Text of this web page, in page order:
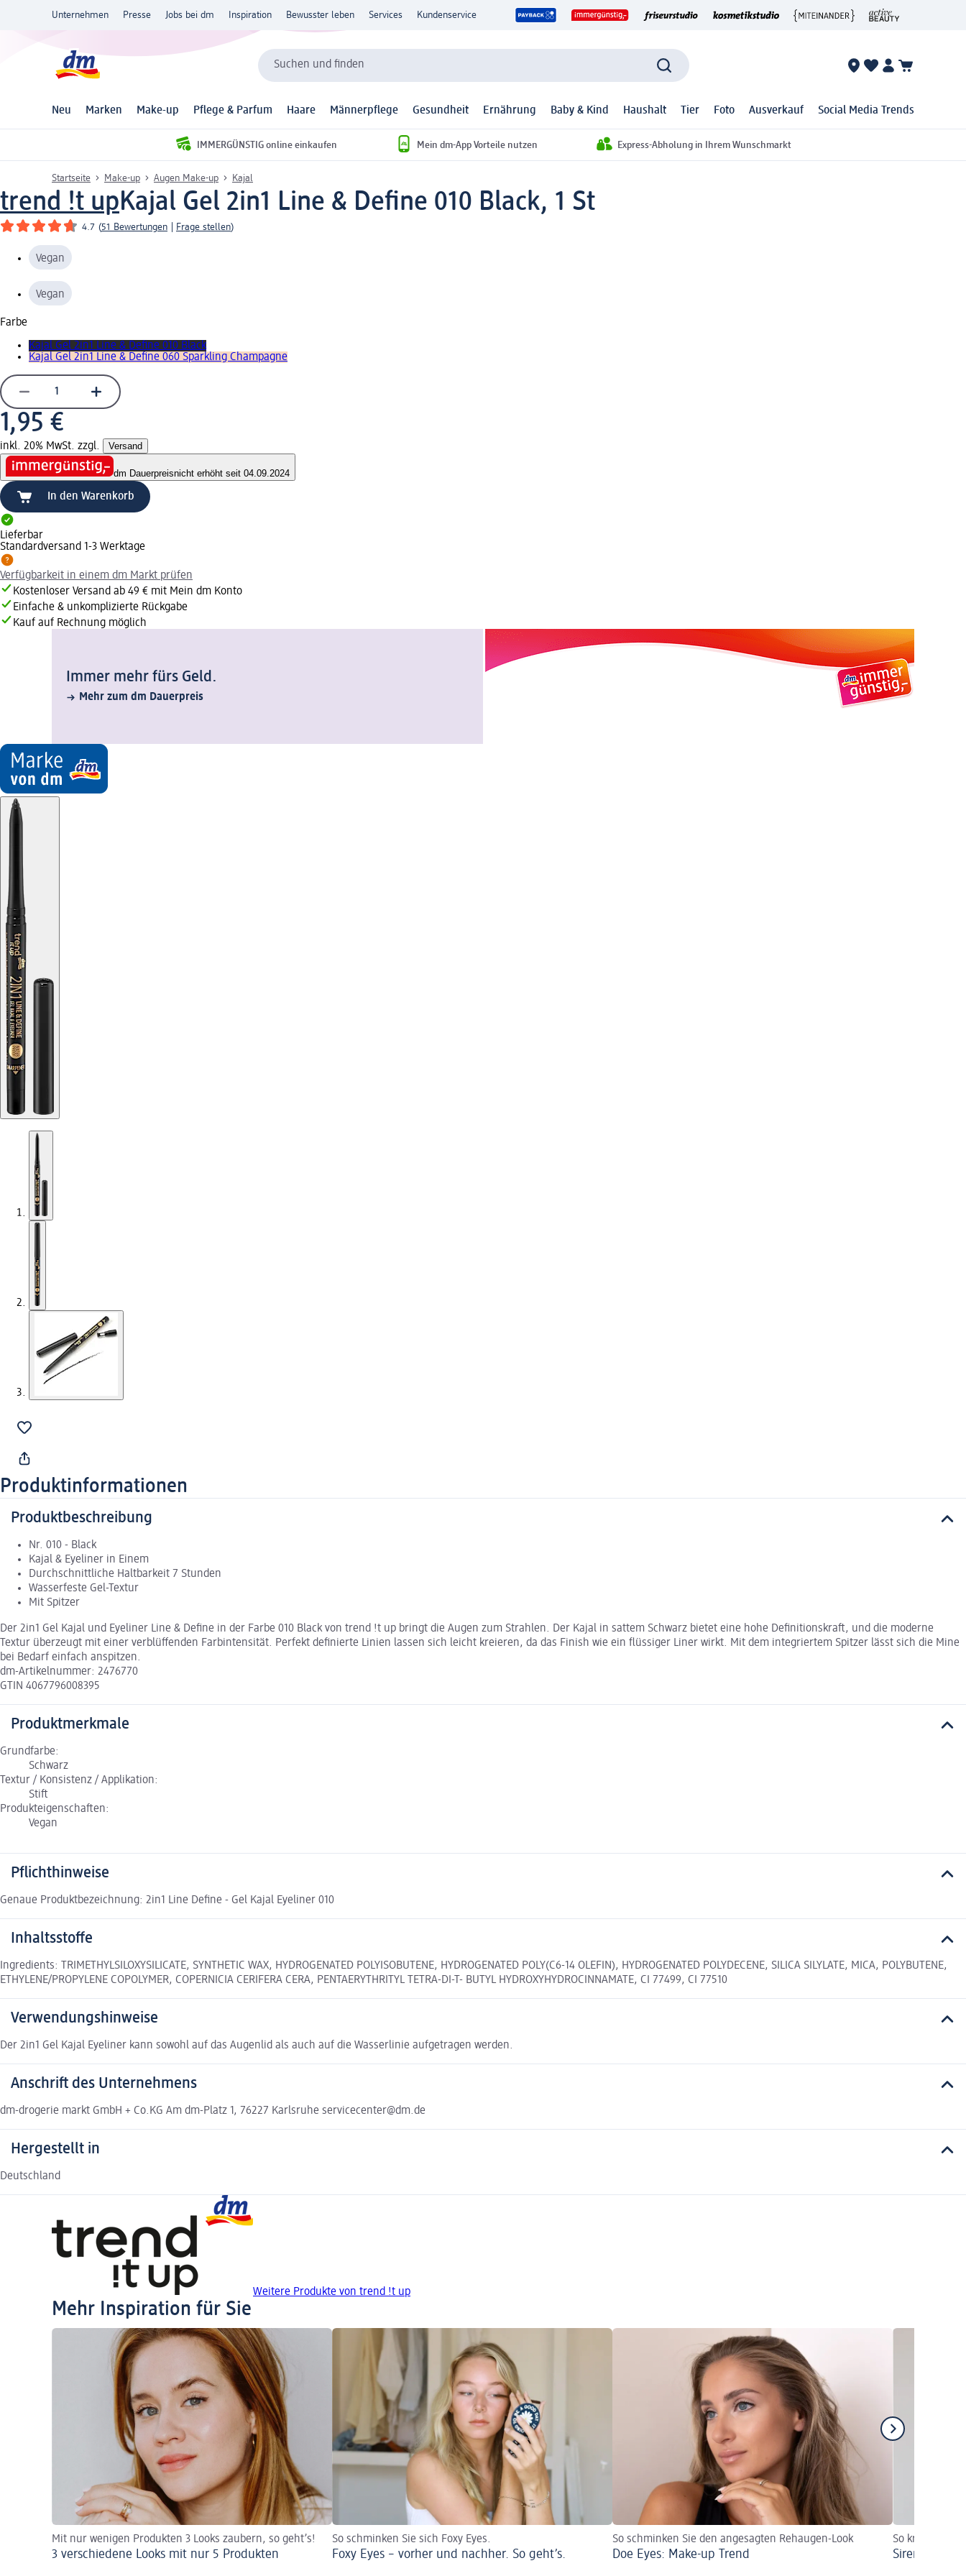
Unternehmen Presse Jobs bei dm Inspiration Bewusster leben Services Kundenservice
Suchen und finden
Neu Marken Make-up Pflege & Parfum Haare Männerpflege Gesundheit Ernährung Baby & Kind Haushalt Tier Foto Ausverkauf Social Media Trends
IMMERGÜNSTIG online einkaufen Mein dm-App Vorteile nutzen Express-Abholung in Ihrem Wunschmarkt
Startseite Make-up Augen Make-up Kajal
trend !t upKajal Gel 2in1 Line & Define 010 Black, 1 St
4.7 (51 Bewertungen Frage stellen)
Vegan
Vegan
Farbe
Kajal Gel 2in1 Line & Define 010 Black
Kajal Gel 2in1 Line & Define 060 Sparkling Champagne
1,95 €
inkl. 20% MwSt. zzgl. Versand
dm Dauerpreisnicht erhöht seit 04.09.2024
In den Warenkorb
Lieferbar
Standardversand 1-3 Werktage
Verfügbarkeit in einem dm Markt prüfen
Kostenloser Versand ab 49 € mit Mein dm Konto
Einfache & unkomplizierte Rückgabe
Kauf auf Rechnung möglich
Immer mehr fürs Geld.
Mehr zum dm Dauerpreis
Produktinformationen
Produktbeschreibung
Nr. 010 - Black
Kajal & Eyeliner in Einem
Durchschnittliche Haltbarkeit 7 Stunden
Wasserfeste Gel-Textur
Mit Spitzer
Der 2in1 Gel Kajal und Eyeliner Line & Define in der Farbe 010 Black von trend !t up bringt die Augen zum Strahlen. Der Kajal in sattem Schwarz bietet eine hohe Definitionskraft, und die moderne
Textur überzeugt mit einer verblüffenden Farbintensität. Perfekt definierte Linien lassen sich leicht kreieren, da das Finish wie ein flüssiger Liner wirkt. Mit dem integriertem Spitzer lässt sich die Mine
bei Bedarf einfach anspitzen.
dm-Artikelnummer: 2476770
GTIN 4067796008395
Produktmerkmale
Grundfarbe:
Schwarz
Textur / Konsistenz / Applikation:
Stift
Produkteigenschaften:
Vegan
Pflichthinweise
Genaue Produktbezeichnung: 2in1 Line Define - Gel Kajal Eyeliner 010
Inhaltsstoffe
Ingredients: TRIMETHYLSILOXYSILICATE, SYNTHETIC WAX, HYDROGENATED POLYISOBUTENE, HYDROGENATED POLY(C6-14 OLEFIN), HYDROGENATED POLYDECENE, SILICA SILYLATE, MICA, POLYBUTENE,
ETHYLENE/PROPYLENE COPOLYMER, COPERNICIA CERIFERA CERA, PENTAERYTHRITYL TETRA-DI-T- BUTYL HYDROXYHYDROCINNAMATE, CI 77499, CI 77510
Verwendungshinweise
Der 2in1 Gel Kajal Eyeliner kann sowohl auf das Augenlid als auch auf die Wasserlinie aufgetragen werden.
Anschrift des Unternehmens
dm-drogerie markt GmbH + Co.KG Am dm-Platz 1, 76227 Karlsruhe servicecenter@dm.de
Hergestellt in
Deutschland
Weitere Produkte von trend !t up
Mehr Inspiration für Sie
Mit nur wenigen Produkten 3 Looks zaubern, so geht’s!
3 verschiedene Looks mit nur 5 Produkten
So schminken Sie sich Foxy Eyes.
Foxy Eyes – vorher und nachher. So geht’s.
So schminken Sie den angesagten Rehaugen-Look
Doe Eyes: Make-up Trend
So kreieren
Siren Eyes: